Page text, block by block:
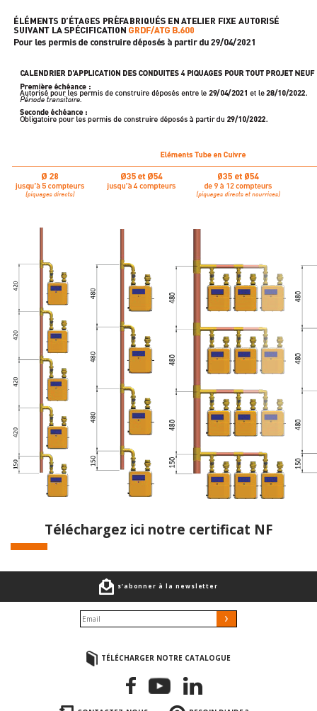
Téléchargez ici notre certificat NF
s’abonner à la newsletter
TÉLÉCHARGER NOTRE CATALOGUE